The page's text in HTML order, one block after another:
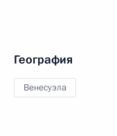
География
Венесуэла